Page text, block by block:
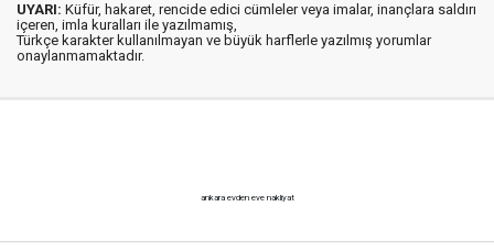
UYARI: Küfür, hakaret, rencide edici cümleler veya imalar, inançlara saldırı
içeren, imla kuralları ile yazılmamış,
Türkçe karakter kullanılmayan ve büyük harflerle yazılmış yorumlar
onaylanmamaktadır.
ankara evden eve nakliyat